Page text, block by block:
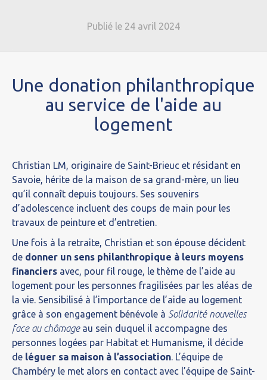
Publié le 24 avril 2024
Une donation philanthropique
au service de l'aide au
logement
Christian LM, originaire de Saint-Brieuc et résidant en
Savoie, hérite de la maison de sa grand-mère, un lieu
qu’il connaît depuis toujours. Ses souvenirs
d’adolescence incluent des coups de main pour les
travaux de peinture et d’entretien.
Une fois à la retraite, Christian et son épouse décident
de donner un sens philanthropique à leurs moyens
financiers avec, pour fil rouge, le thème de l’aide au
logement pour les personnes fragilisées par les aléas de
la vie. Sensibilisé à l’importance de l’aide au logement
grâce à son engagement bénévole à Solidarité nouvelles
face au chômageau sein duquel il accompagne des
personnes logées par Habitat et Humanisme, il décide
de léguer sa maison à l’association. L’équipe de
Chambéry le met alors en contact avec l’équipe de Saint-